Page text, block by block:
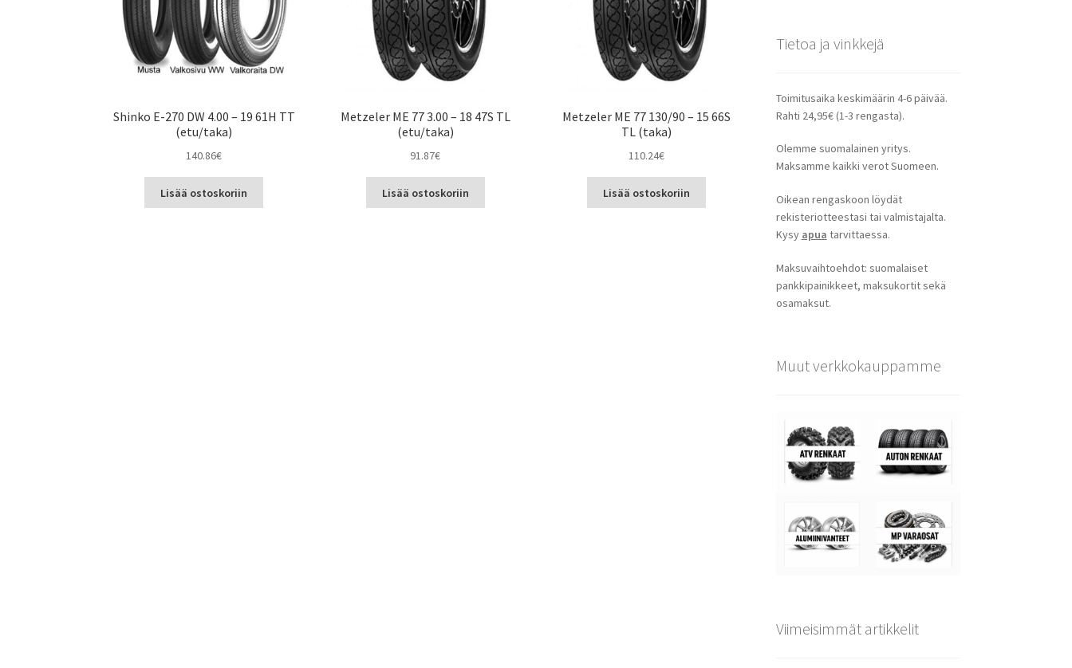
Shinko E-270 DW 4.00 – 19 61H TT
(etu/taka)
140.86€
Lisää ostoskoriin
Metzeler ME 77 3.00 – 18 47S TL
(etu/taka)
91.87€
Lisää ostoskoriin
Metzeler ME 77 130/90 – 15 66S
TL (taka)
110.24€
Lisää ostoskoriin
Tietoa ja vinkkejä
Toimitusaika keskimäärin 4-6 päivää.
Rahti 24,95€ (1-3 rengasta).
Olemme suomalainen yritys.
Maksamme kaikki verot Suomeen.
Oikean rengaskoon löydät
rekisteriotteestasi tai valmistajalta.
Kysy apua tarvittaessa.
Maksuvaihtoehdot: suomalaiset
pankkipainikkeet, maksukortit sekä
osamaksut.
Muut verkkokauppamme
Viimeisimmät artikkelit